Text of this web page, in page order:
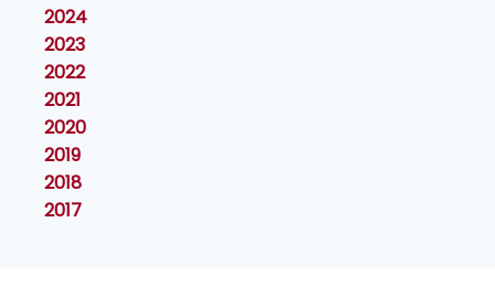
2024
2023
2022
2021
2020
2019
2018
2017